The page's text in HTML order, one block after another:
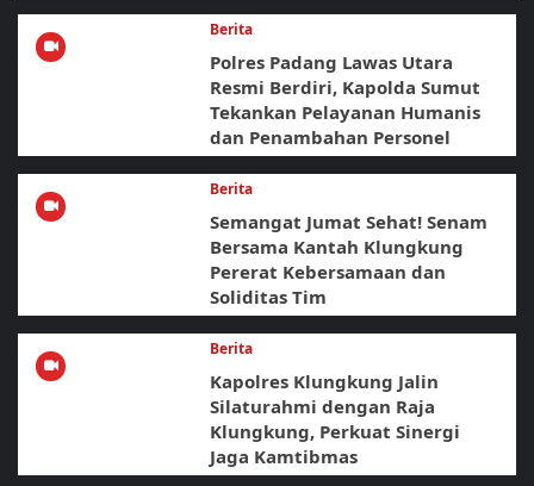
Berita
Polres Padang Lawas Utara
Resmi Berdiri, Kapolda Sumut
Tekankan Pelayanan Humanis
dan Penambahan Personel
Berita
Semangat Jumat Sehat! Senam
Bersama Kantah Klungkung
Pererat Kebersamaan dan
Soliditas Tim
Berita
Kapolres Klungkung Jalin
Silaturahmi dengan Raja
Klungkung, Perkuat Sinergi
Jaga Kamtibmas